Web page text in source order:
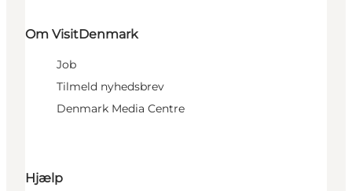
Om VisitDenmark
Job
Tilmeld nyhedsbrev
Denmark Media Centre
Hjælp